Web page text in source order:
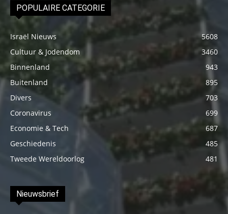
POPULAIRE CATEGORIE
Israël Nieuws
5608
Cultuur & Jodendom
3460
Binnenland
943
Buitenland
895
Divers
703
Coronavirus
699
Economie & Tech
687
Geschiedenis
485
Tweede Wereldoorlog
481
Nieuwsbrief